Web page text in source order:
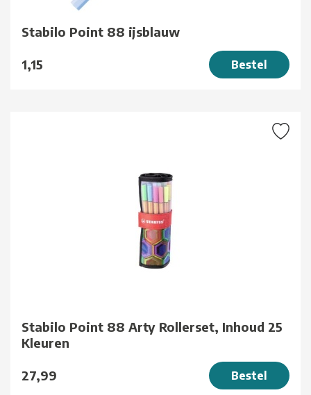
Stabilo Point 88 ijsblauw
1,15 Bestel
Stabilo Point 88 Arty Rollerset, Inhoud 25
Kleuren
27,99 Bestel